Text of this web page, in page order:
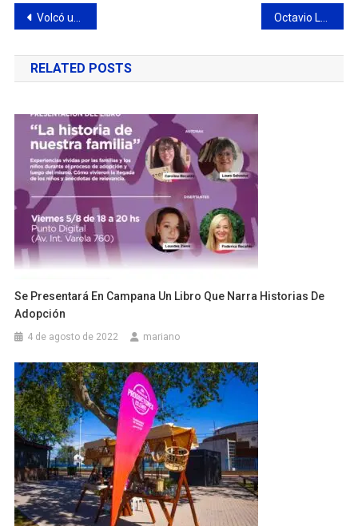
Navegación
de
entradas
Volcó una camioneta cargada con verduras en Ruta Panamericana
RELATED POSTS
Se Presentará En Campana Un Libro Que Narra Historias De
Adopción
4 de agosto de 2022 mariano